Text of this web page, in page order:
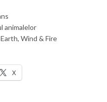
animalelor
Wind & Fire
X